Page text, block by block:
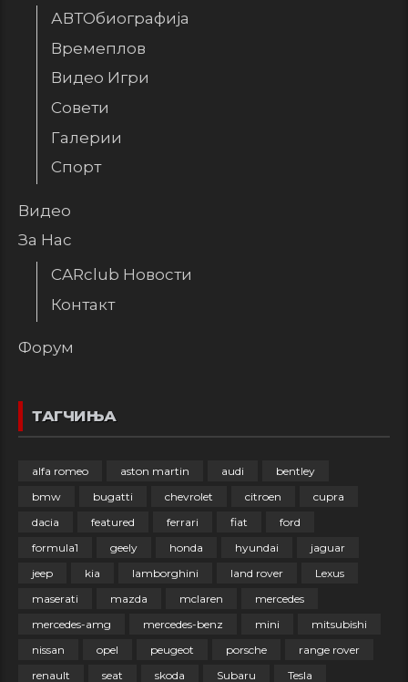
АВТОбиографија
Времеплов
Видео Игри
Совети
Галерии
Спорт
Видео
За Нас
CARclub Новости
Контакт
Форум
ТАГЧИЊА
alfa romeo aston martin audi
bentley
bmw
bugatti chevrolet citroen
cupra
dacia
featured ferrari fiat
ford
formula1
geely honda hyundai
jaguar
jeep
kia lamborghini land rover
Lexus
maserati
mazda mclaren
mercedes
mercedes-amg
mercedes-benz mini
mitsubishi
nissan
opel peugeot porsche
range rover
renault
seat skoda Subaru Tesla